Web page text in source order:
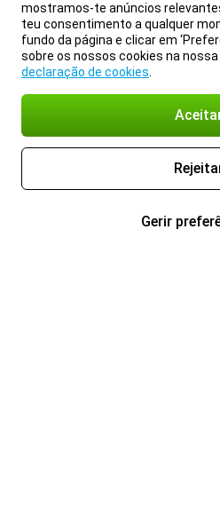
mostramos-te anúncios
teu consentimento a qualquer
fundo da página e clicar em
sobre os nossos cookies na nossa
declaração de cookies
Gerir